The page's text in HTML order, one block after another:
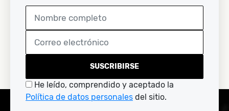
SUSCRIBIRSE
He leído, comprendido y aceptado la
Política de datos personales del sitio.